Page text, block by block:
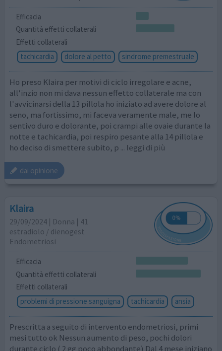
Efficacia
Quantità effetti collaterali
Effetti collaterali
tachicardia
dolore al petto sindrome premestruale
Ho preso Klaira per motivi di ciclo irregolare e acne,
all'inzio non mi dava nessun effetto collaterale ma con
l'avvicinarsi della 13 pillola ho iniziato ad avere dolore al
seno, ma fortissimo, mi faceva veramente male, me lo
sentivo duro e dolorante, poi crampi alle ovaie durante la
notte e tachicardia, poi respiro pesante alla 14 pillola e
ho deciso di smettere subito, p ... leggi di più
dai opinione
Klaira
29/09/2024 | Donna | 41
estradiolo / dienogest
Endometriosi
Efficacia
Quantità effetti collaterali
Effetti collaterali
problemi di pressione sanguigna
tachicardia ansia
Prescritta a seguito di intervento endometriosi, primi
mesi tutto ok Nessun aumento di peso, pochi dolori
durante ciclo ( 2 gg poco abbondante) Dal 4 mese iniziano